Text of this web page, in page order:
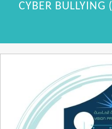
التنمـر الإلكتـروني CYBER BULLYING (